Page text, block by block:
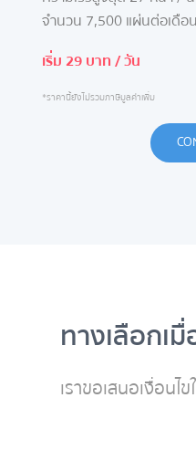
จำนวน 7,500 แผ่นต่อเดือน
เริ่ม 29 บาท / วัน
*ราคานี้ยังไม่รวมภาษีมูลค่าเพิ่ม
ทางเลือก
เราขอเสนอเงื่อน